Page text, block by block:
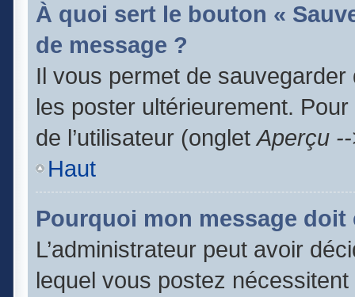
À quoi sert le bouton «
de message ?
Il vous permet de
les poster ultérieurement.
de l’utilisateur (ongletAperçu
Haut
Pourquoi mon message doit
L’administrateur peut avoir
lequel vous postez nécessitent